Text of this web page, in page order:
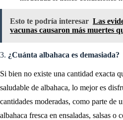
Esto te podría interesar Las
vacunas causaron más muertes
3. ¿Cuánta albahaca es demasiada?
Si bien no existe una cantidad exacta
saludable de albahaca, lo mejor es
cantidades moderadas, como parte de
albahaca fresca en ensaladas, salsas o